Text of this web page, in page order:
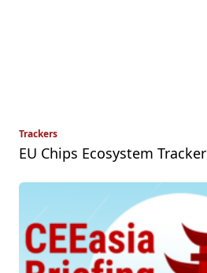
Trackers
EU Chips Ecosystem Tracker